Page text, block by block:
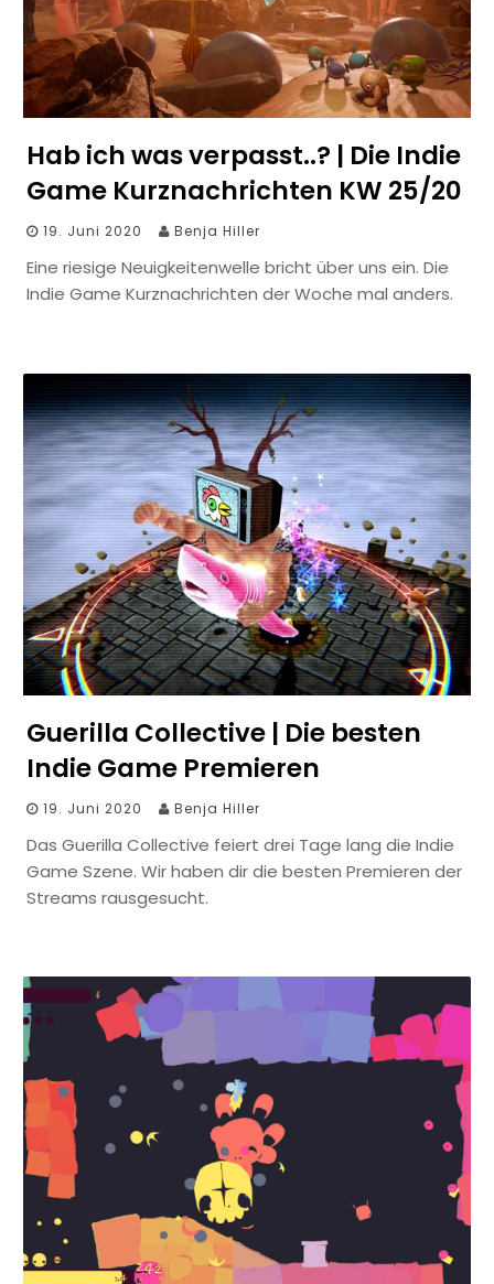
Hab ich was verpasst..? | Die Indie
Game Kurznachrichten KW 25/20
19. Juni 2020 Benja Hiller
Eine riesige Neuigkeitenwelle bricht über uns ein. Die
Indie Game Kurznachrichten der Woche mal anders.
Guerilla Collective | Die besten
Indie Game Premieren
19. Juni 2020 Benja Hiller
Das Guerilla Collective feiert drei Tage lang die Indie
Game Szene. Wir haben dir die besten Premieren der
Streams rausgesucht.